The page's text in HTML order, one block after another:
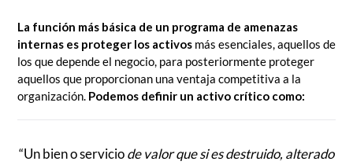
La función más básica de un programa de amenazas
internas es proteger los activos más esenciales, aquellos de
los que depende el negocio, para posteriormente proteger
aquellos que proporcionan una ventaja competitiva a la
organización. Podemos definir un activo crítico como:
“Un bien o serviciode valor que si es destruido, alterado